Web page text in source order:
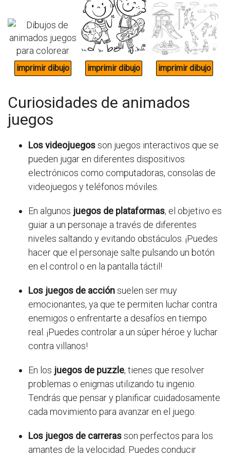
Curiosidades de animados
juegos
Los videojuegosson juegos interactivos que se
pueden jugar en diferentes dispositivos
electrónicos como computadoras, consolas de
videojuegos y teléfonos móviles.
En algunos juegos de plataformas, el objetivo es
guiar a un personaje a través de diferentes
niveles saltando y evitando obstáculos. ¡Puedes
hacer que el personaje salte pulsando un botón
en el control o en la pantalla táctil!
Los juegos de acciónsuelen ser muy
emocionantes, ya que te permiten luchar contra
enemigos o enfrentarte a desafíos en tiempo
real. ¡Puedes controlar a un súper héroe y luchar
contra villanos!
En los juegos de puzzle, tienes que resolver
problemas o enigmas utilizando tu ingenio.
Tendrás que pensar y planificar cuidadosamente
cada movimiento para avanzar en el juego.
Los juegos de carrerasson perfectos para los
amantes de la velocidad. Puedes conducir